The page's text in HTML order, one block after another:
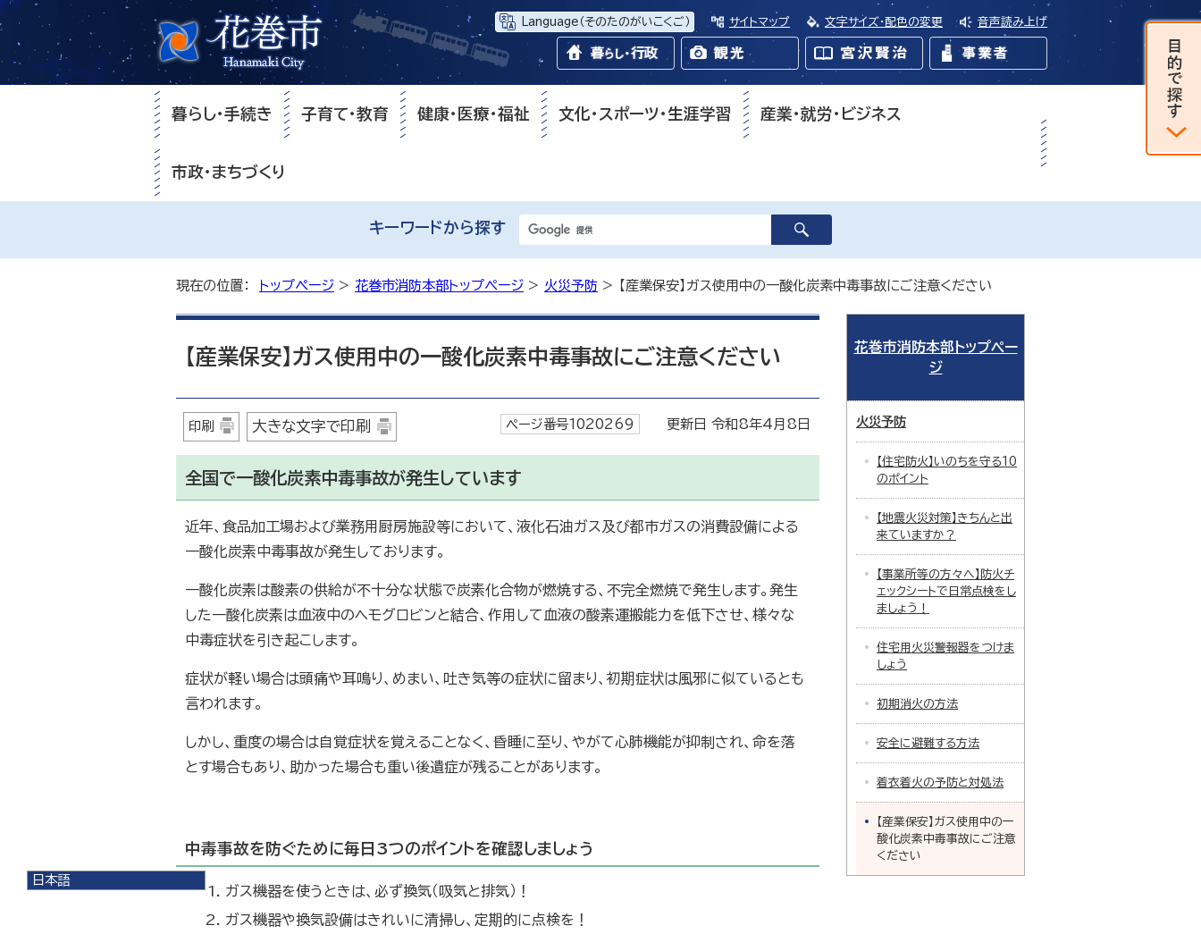
Language （そのたのがいこくご） サイトマップ 文字サイズ・配色の変更 音声読み上げ
日本語
暮らし・手続き 子育て・教育 健康・医療・福祉 文化・スポーツ・生涯学習 産業・就労・ビジネス
市政・まちづくり
キーワードから探す
現在の位置： トップページ > 花巻市消防本部トップページ > 火災予防 > 【産業保安】ガス使用中の一酸化炭素中毒事故にご注意ください
【産業保安】ガス使用中の一酸化炭素中毒事故にご注意ください
印刷 大きな文字で印刷 ページ番号1020269 更新日 令和8年4月8日
全国で一酸化炭素中毒事故が発生しています
近年、食品加工場および業務用厨房施設等において、液化石油ガス及び都市ガスの消費設備による
一酸化炭素中毒事故が発生しております。
一酸化炭素は酸素の供給が不十分な状態で炭素化合物が燃焼する、不完全燃焼で発生します。発生
した一酸化炭素は血液中のヘモグロビンと結合、作用して血液の酸素運搬能力を低下させ、様々な
中毒症状を引き起こします。
症状が軽い場合は頭痛や耳鳴り、めまい、吐き気等の症状に留まり、初期症状は風邪に似ているとも
言われます。
しかし、重度の場合は自覚症状を覚えることなく、昏睡に至り、やがて心肺機能が抑制され、命を落
とす場合もあり、助かった場合も重い後遺症が残ることがあります。
中毒事故を防ぐために毎日3つのポイントを確認しましょう
ガス機器を使うときは、必ず換気（吸気と排気）！
ガス機器や換気設備はきれいに清掃し、定期的に点検を！
花巻市消防本部トップペー
ジ
火災予防
【住宅防火】いのちを守る10
のポイント
【地震火災対策】きちんと出
来ていますか？
【事業所等の方々へ】防火チ
ェックシートで日常点検をし
ましょう！
住宅用火災警報器をつけま
しょう
初期消火の方法
安全に避難する方法
着衣着火の予防と対処法
【産業保安】ガス使用中の一
酸化炭素中毒事故にご注意
ください